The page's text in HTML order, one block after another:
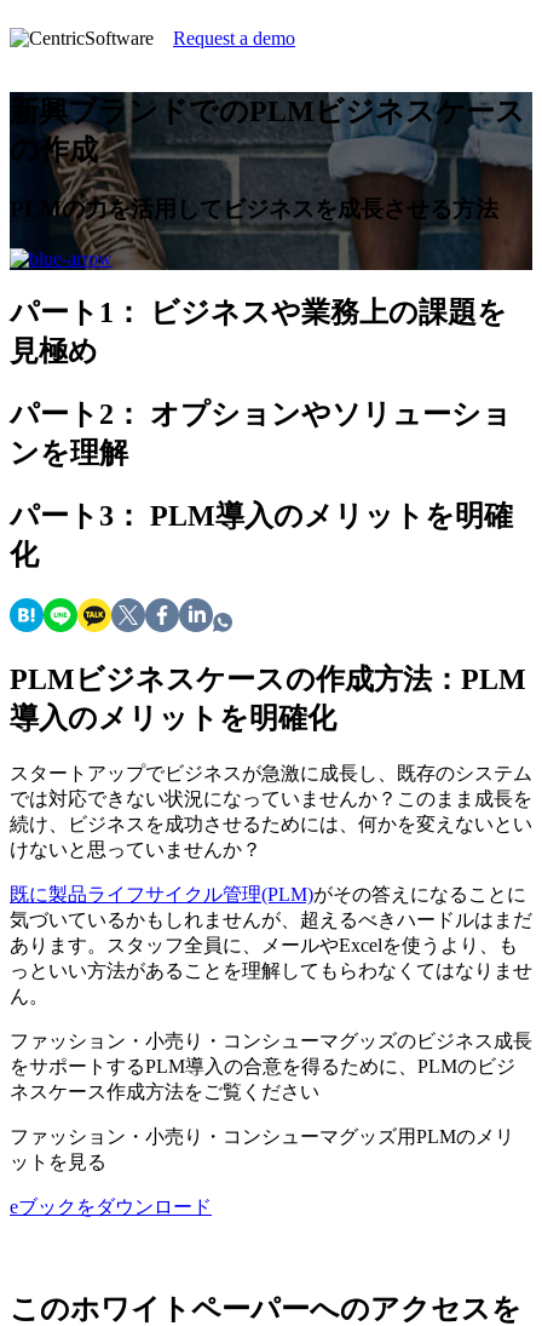
Request a demo
新興ブランドでのPLMビジネスケース
の作成
PLMの力を活用してビジネスを成長させる方法
パート1：
ビジネスや業務上の課題を
見極め
パート2： オプションやソリューショ
ンを理解
パート3： PLM導入のメリットを明確
化
PLMビジネスケースの作成方法：PLM
導入のメリットを明確化
スタートアップでビジネスが急激に成長し、既存のシステム
では対応できない状況になっていませんか？このまま成長を
続け、ビジネスを成功させるためには、何かを変えないとい
けないと思っていませんか？
既に製品ライフサイクル管理(PLM)がその答えになることに
気づいているかもしれませんが、超えるべきハードルはまだ
あります。スタッフ全員に、メールやExcelを使うより、も
っといい方法があることを理解してもらわなくてはなりませ
ん。
ファッション・小売り・コンシューマグッズのビジネス成長
をサポートするPLM導入の合意を得るために、PLMのビジ
ネスケース作成方法をご覧ください
ファッション・小売り・コンシューマグッズ用PLMのメリ
ットを見る
eブックをダウンロード
このホワイトペーパーへのアクセスを